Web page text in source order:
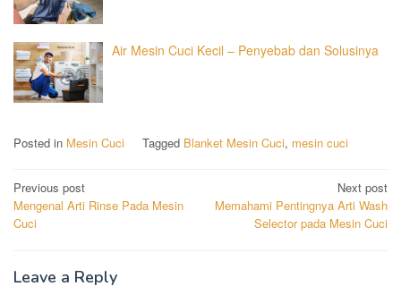
Air Mesin Cuci Kecil – Penyebab dan Solusinya
Posted in Mesin Cuci Tagged Blanket Mesin Cuci, mesin cuci
Post
navigation
Previous post
Mengenal Arti Rinse Pada Mesin
Cuci
Next post
Memahami Pentingnya Arti Wash
Selector pada Mesin Cuci
Leave a Reply